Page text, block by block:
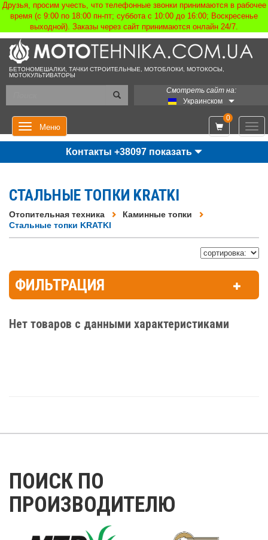
Друзья, просим учесть, что телефонные звонки принимаются в рабочее
время (с 9:00 по 18:00 пн-пт; суббота с 10:00 до 16:00; Воскресенье
выходной). Заказы через сайт принимаются онлайн 24/7.
БЕТОНОМЕШАЛКИ, ТАЧКИ СТРОИТЕЛЬНЫЕ, МОТОБЛОКИ, МОТОКОСЫ,
МОТОКУЛЬТИВАТОРЫ
Смотреть сайт на:
Украинском
Меню
0
Контакты +38097 показать
СТАЛЬНЫЕ ТОПКИ KRATKI
Отопительная техника
Каминные топки
Стальные топки KRATKI
ФИЛЬТРАЦИЯ
Нет товаров с данными характеристиками
ПОИСК ПО
ПРОИЗВОДИТЕЛЮ